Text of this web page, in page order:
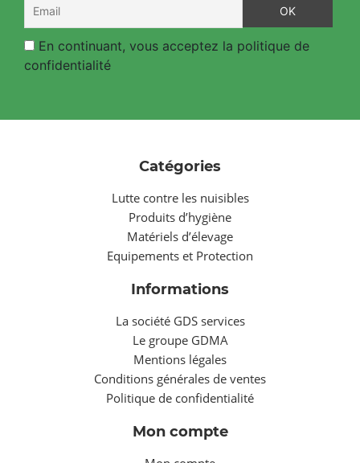
En continuant, vous acceptez la politique de
confidentialité
Catégories
Lutte contre les nuisibles
Produits d’hygiène
Matériels d’élevage
Equipements et Protection
Informations
La société GDS services
Le groupe GDMA
Mentions légales
Conditions générales de ventes
Politique de confidentialité
Mon compte